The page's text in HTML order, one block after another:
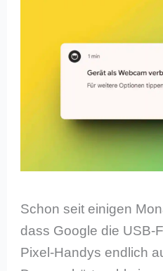
Schon seit einigen
dass Google die USB-
Pixel-Handys endlich